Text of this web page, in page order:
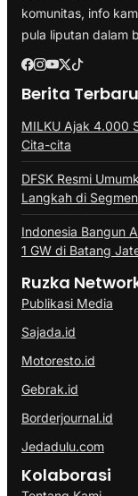
komunitas, info
pula liputan dalam
Berita Terbaru
MILKU Ajak 4.000
Cita-cita
DFSK Resmi
Langkah di
Indonesia Bangun
1 GW di Batang
Ruzka
Publikasi Media
Sajada.id
Motoresto.id
Gebrak.id
Borderjournal.id
Jedadulu.com
Kolaborasi